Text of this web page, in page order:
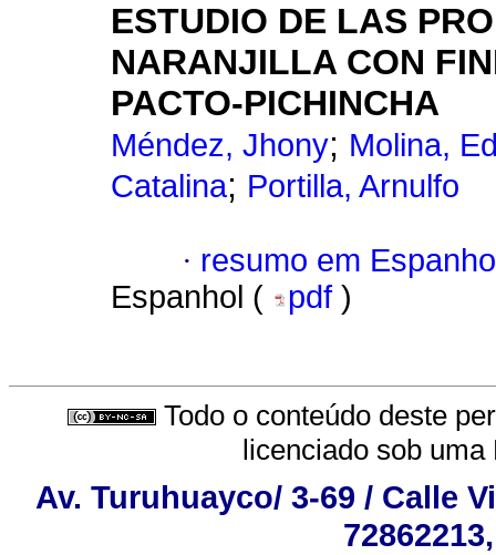
ESTUDIO DE LAS
NARANJILLA CON
PACTO-PICHINCHA
Méndez, Jhony; Molina,
Catalina; Portilla, Arnulfo
· resumo em
Espanhol (
pdf )
Todo o conteúdo deste
licenciado sob uma
Av. Turuhuayco/ 3-69 / Calle